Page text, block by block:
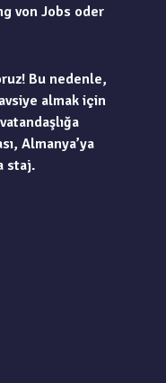
von Jobs oder
Bu nedenle,
almak için
Almanya’ya
staj.